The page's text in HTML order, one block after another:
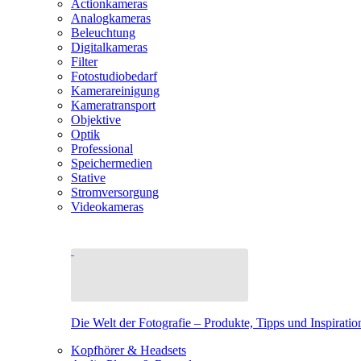
Actionkameras
Analogkameras
Beleuchtung
Digitalkameras
Filter
Fotostudiobedarf
Kamerareinigung
Kameratransport
Objektive
Optik
Professional
Speichermedien
Stative
Stromversorgung
Videokameras
Die Welt der Fotografie – Produkte, Tipps und
Kopfhörer & Headsets